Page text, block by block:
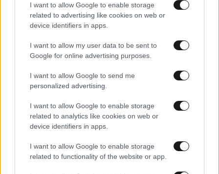
I want to allow Google to enable storage
related to advertising like cookies on web or
device identifiers in apps.
I want to allow my user data to be sent to
Google for online advertising purposes.
I want to allow Google to send me
personalized advertising.
I want to allow Google to enable storage
related to analytics like cookies on web or
device identifiers in apps.
I want to allow Google to enable storage
related to functionality of the website or app.
07·07·2026 12:32
Τέλος εποχής για τα μπλοκάκια της Τροχαίας: Άμεσος